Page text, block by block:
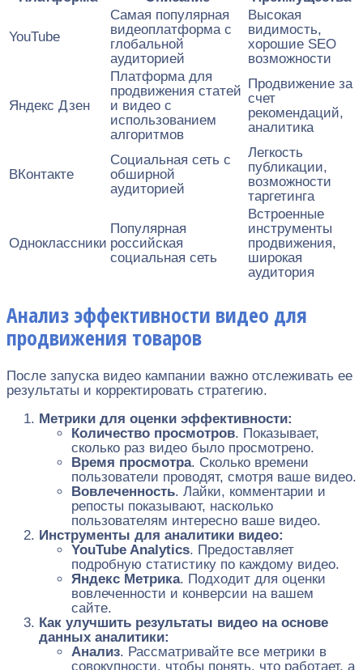
YouTube
Самая популярная
видеоплатформа с
глобальной
аудиторией
Высокая
видимость,
хорошие SEO
возможности
Яндекс Дзен
Платформа для
продвижения статей
и видео с
использованием
алгоритмов
Продвижение за
счет
рекомендаций,
аналитика
ВКонтакте
Социальная сеть с
обширной
аудиторией
Легкость
публикации,
возможности
таргетинга
Одноклассники
Популярная
российская
социальная сеть
Встроенные
инструменты
продвижения,
широкая
аудитория
Анализ эффективности видео для
продвижения товаров
После запуска видео кампании важно отслеживать ее
результаты и корректировать стратегию.
Метрики для оценки эффективности:
Количество просмотров. Показывает,
сколько раз видео было просмотрено.
Время просмотра. Сколько времени
пользователи проводят, смотря ваше видео.
Вовлеченность. Лайки, комментарии и
репосты показывают, насколько
пользователям интересно ваше видео.
Инструменты для аналитики видео:
YouTube Analytics. Предоставляет
подробную статистику по каждому видео.
Яндекс Метрика. Подходит для оценки
вовлеченности и конверсии на вашем
сайте.
Как улучшить результаты видео на основе
данных аналитики:
Анализ. Рассматривайте все метрики в
совокупности, чтобы понять, что работает, а